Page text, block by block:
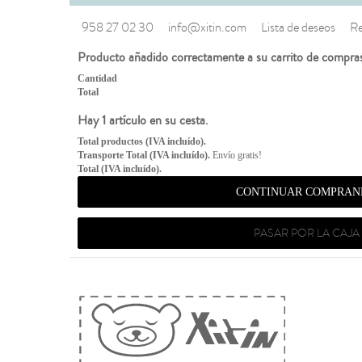
958 27 02 30 info@xitin.com Lista de deseos
Producto añadido correctamente a su carrito de
Cantidad
Total
Hay 1 artículo en su cesta.
Total productos (IVA incluído).
Transporte Total (IVA incluído). Envío gratis!
Total (IVA incluído).
CONTINUAR
PASAR POR LA CAJA